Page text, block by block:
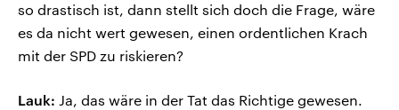
so drastisch ist, dann stellt sich doch die Frage, wäre
es da nicht wert gewesen, einen ordentlichen Krach
mit der SPD zu riskieren?
Lauk: Ja, das wäre in der Tat das Richtige gewesen.